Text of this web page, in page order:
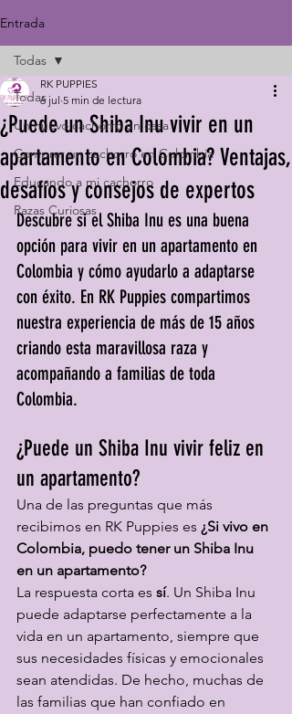
Entrada
Todas
Un nuevo cachorro en casa
Comprar un cachorro en Colombia
Educando a mi cachorro
Razas Curiosas
Todas
¿Puede un Shiba Inu vivir en un
apartamento en Colombia? Ventajas,
desafíos y consejos de expertos
RK PUPPIES
6 jul 5 min de lectura
Descubre si el Shiba Inu es una buena
opción para vivir en un apartamento en
Colombia y cómo ayudarlo a adaptarse
con éxito. En RK Puppies compartimos
nuestra experiencia de más de 15 años
criando esta maravillosa raza y
acompañando a familias de toda
Colombia.
¿Puede un Shiba Inu vivir feliz en
un apartamento?
Una de las preguntas que más
recibimos en RK Puppies es ¿Si vivo en
Colombia, puedo tener un Shiba Inu
en un apartamento?
La respuesta corta es sí. Un Shiba Inu
puede adaptarse perfectamente a la
vida en un apartamento, siempre que
sus necesidades físicas y emocionales
sean atendidas. De hecho, muchas de
las familias que han confiado en